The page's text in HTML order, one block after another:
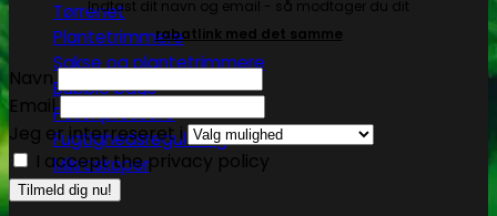
Tørrenet
Plantetrimmere
Sakse og plantetrimmere
Bubble bags
Pollenpressere
Fugtighedsregulering
Mikroskoper
Indtast dit navn og email - så modtager du dit
rabatlink med det samme
Navn
Email
Jeg er interreseret i
I accept the privacy policy